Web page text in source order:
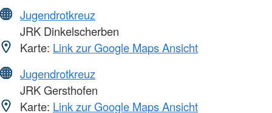
Jugendrotkreuz
JRK Dinkelscherben
Karte: Link zur Google Maps Ansicht
Jugendrotkreuz
JRK Gersthofen
Karte: Link zur Google Maps Ansicht